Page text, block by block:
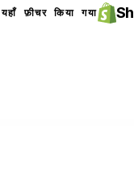
यहाँ फ़ीचर किया गया